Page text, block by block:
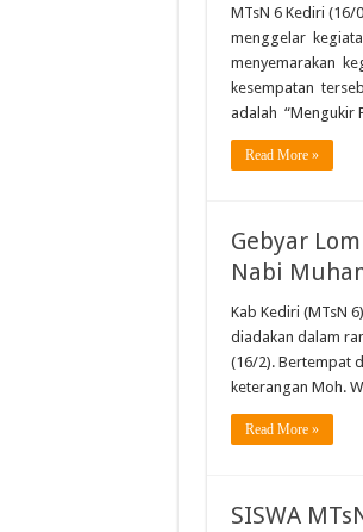
MTsN 6 Kediri
menggelar
menyemarakan
kesempatan
adalah “Mengukir
Read More »
Gebyar
Nabi
Kab Kediri (MTsN
diadakan dalam
(16/2). Bertempat
keterangan Moh.
Read More »
SISWA